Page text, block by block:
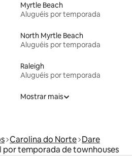
Myrtle Beach
Aluguéis por temporada
North Myrtle Beach
Aluguéis por temporada
Raleigh
Aluguéis por temporada
Mostrar mais
Carolina do Norte Dare
por temporada de townhouses